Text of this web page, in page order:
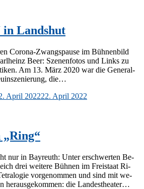
in Landshut
Co­ro­­na-Zwangs­­­pau­­se im Büh­nen­bild
Beer: Sze­nen­fo­tos und Links zu
Am 13. März 2020 war die Ge­ne­ral­
die…
April 202222. April 2022
„Ring“
nur in Bay­reuth: Un­ter er­schwer­ten Be­
drei wei­te­re Büh­nen im Frei­staat Ri­
vor­ge­nom­men und sind mit we­
her­aus­ge­kom­men: die Landestheater…